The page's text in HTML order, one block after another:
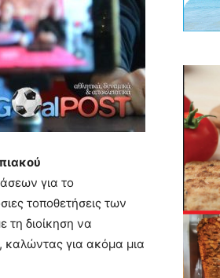
για το
τοποθετήσεις των
διοίκηση να
για ακόμα μια